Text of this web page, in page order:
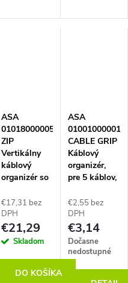
nabíjačka
napájanie
mobilných
zariadení...
zásuvková
kancelárie s
vysokými
nárokmi na...
ASA
01018000005
ZIP
Vertikálny
káblový
organizér so
dĺžka 1100
mm, šedá
€17,31 bez
DPH
€21,29
Skladom
DO KOŠÍKA
ASA
01001000001
CABLE GRIP
Káblový
organizér,
pre 5 káblov,
€2,55 bez
DPH
€3,14
Dočasne
nedostupné